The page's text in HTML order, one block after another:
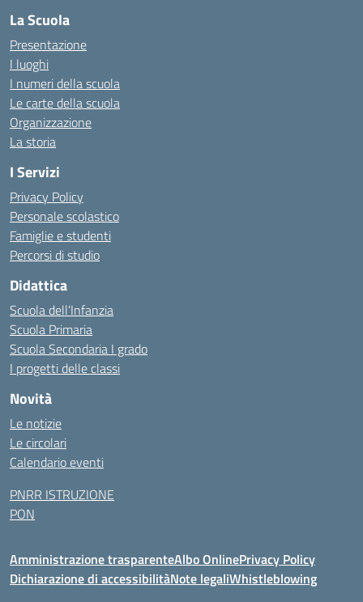
La Scuola
Presentazione
I luoghi
I numeri della scuola
Le carte della scuola
Organizzazione
La storia
I Servizi
Privacy Policy
Personale scolastico
Famiglie e studenti
Percorsi di studio
Didattica
Scuola dell’Infanzia
Scuola Primaria
Scuola Secondaria I grado
I progetti delle classi
Novità
Le notizie
Le circolari
Calendario eventi
PNRR ISTRUZIONE
PON
Amministrazione trasparenteAlbo OnlinePrivacy Policy
Dichiarazione di accessibilitàNote legaliWhistleblowing